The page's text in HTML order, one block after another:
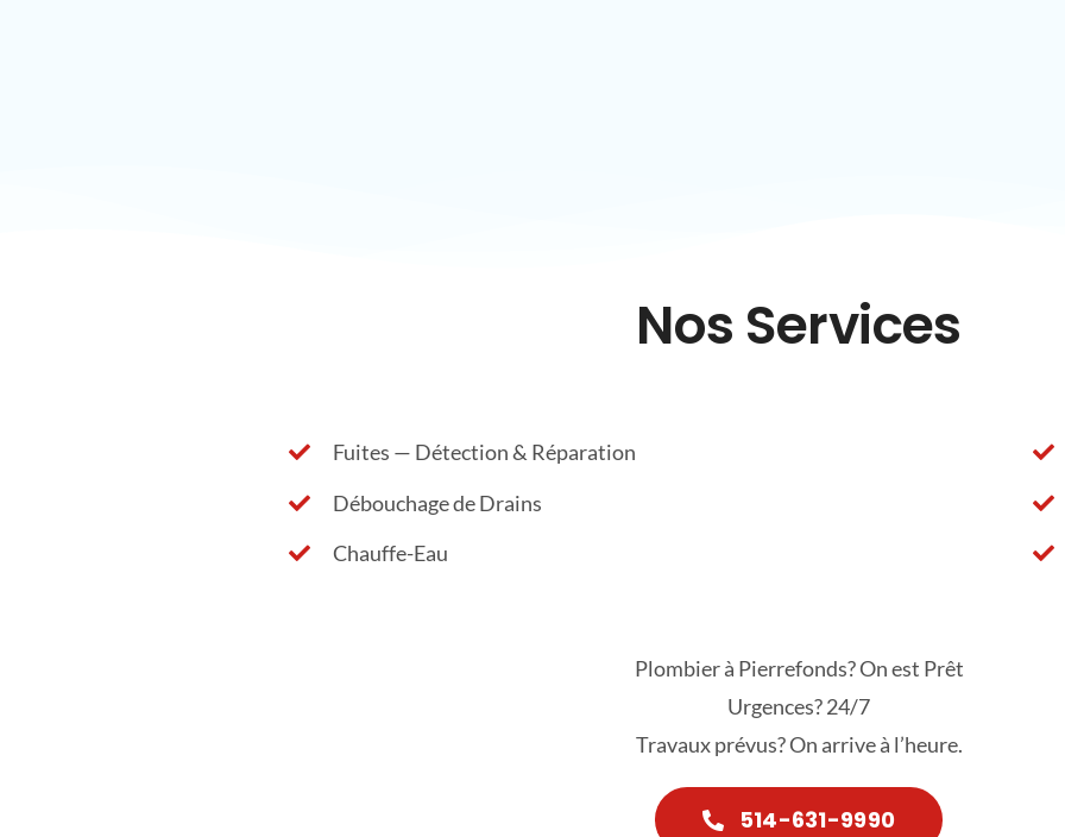
Nos Services
Fuites — Détection & Réparation
Débouchage de Drains
Chauffe-Eau
Plombier à Pierrefonds? On est Prêt
Urgences? 24/7
Travaux prévus? On arrive à l’heure.
514-631-9990